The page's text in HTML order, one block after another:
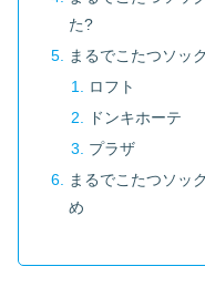
た?
まるでこたつソッ
ロフト
ドンキホーテ
プラザ
まるでこたつソッ
め